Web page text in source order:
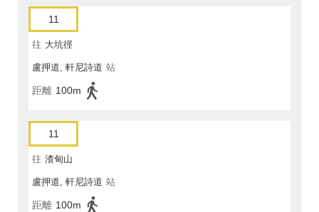
11
往 大坑徑
盧押道, 軒尼詩道 站
距離 100m
11
往 渣甸山
盧押道, 軒尼詩道 站
距離 100m